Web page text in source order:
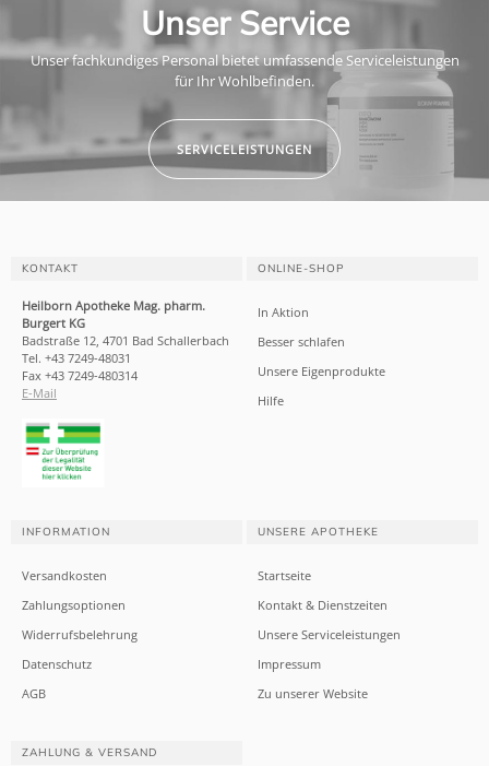
Unser Service
Unser fachkundiges Personal bietet umfassende Serviceleistungen
für Ihr Wohlbefinden.
SERVICELEISTUNGEN
KONTAKT
Heilborn Apotheke Mag. pharm.
Burgert KG
Badstraße 12, 4701 Bad Schallerbach
Tel. +43 7249-48031
Fax +43 7249-480314
E-Mail
ONLINE-SHOP
In Aktion
Besser schlafen
Unsere Eigenprodukte
Hilfe
INFORMATION
Versandkosten
Zahlungsoptionen
Widerrufsbelehrung
Datenschutz
AGB
UNSERE APOTHEKE
Startseite
Kontakt & Dienstzeiten
Unsere Serviceleistungen
Impressum
Zu unserer Website
ZAHLUNG & VERSAND